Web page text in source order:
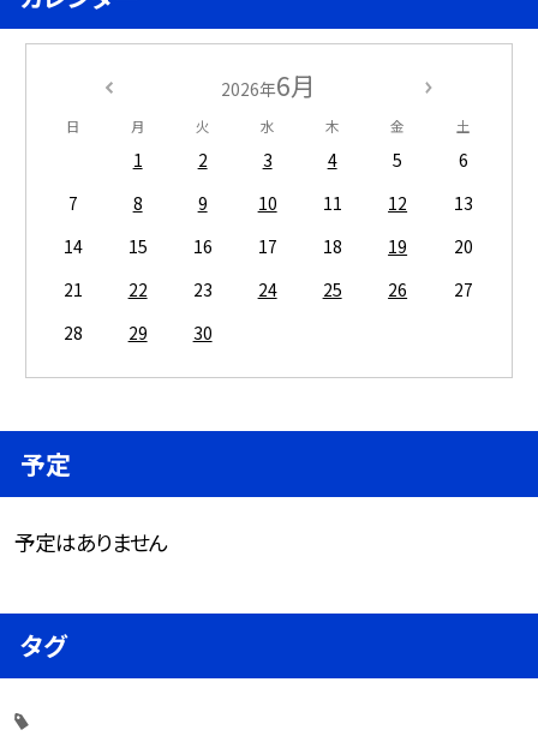
2026年6月
日 月 火 水 木 金 土
1 2 3 4 5
6
7
8 9 10 11 12
13
14
15 16 17 18 19
20
21
22 23 24 25 26
27
28
29 30
予定
予定はありません
タグ